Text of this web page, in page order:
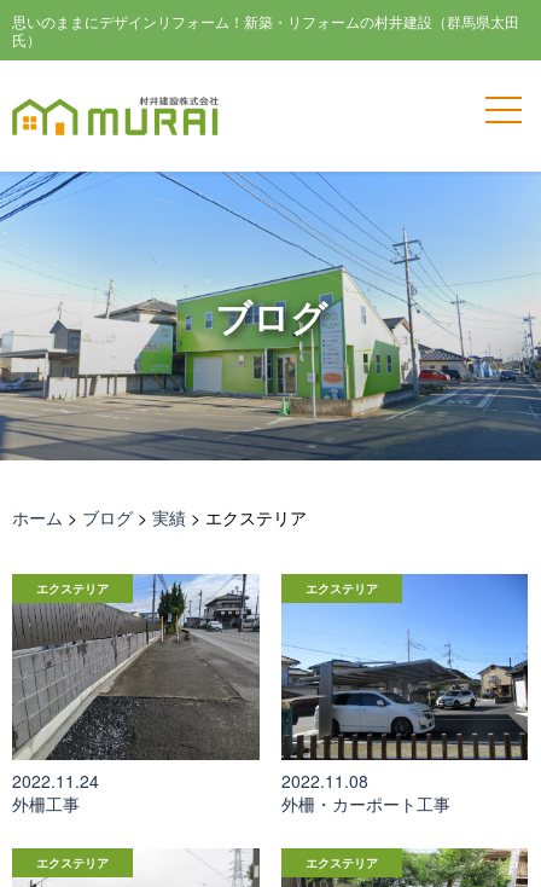
思いのままにデザインリフォーム！新築・リフォームの村井建設（群馬県太田
氏）
ブログ
ホーム > ブログ > 実績 > エクステリア
エクステリア
2022.11.24
外柵工事
エクステリア
2022.11.08
外柵・カーポート工事
エクステリア エクステリア